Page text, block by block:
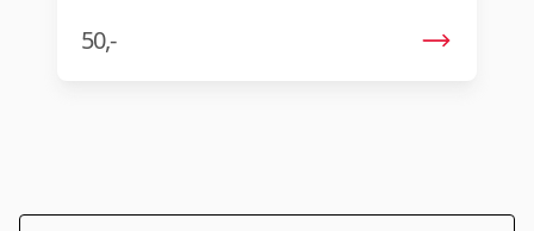
traction pour maintenir la vitesse en virage.
Notre carcasse Flex Lite la plus légère
50,-